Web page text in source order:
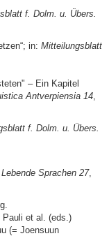
f. Dolm. u. Übers.
in: Mitteilungsblatt
– Ein Kapitel
Antverpiensia 14
f. Dolm. u. Übers.
Lebende Sprachen 27,
et al. (eds.)
(= Joensuun